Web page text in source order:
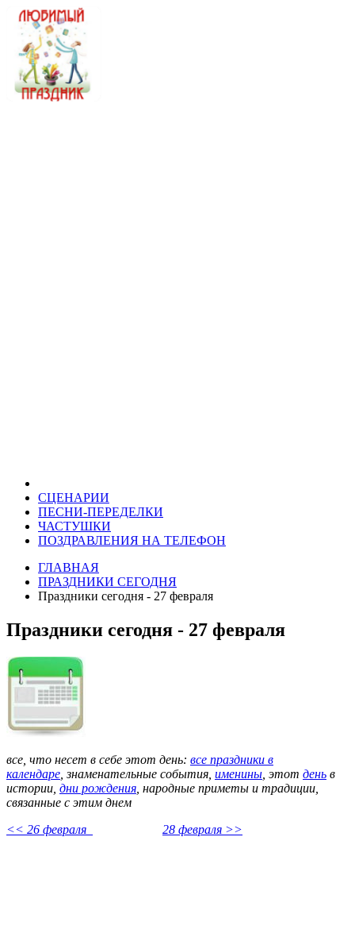
СЦЕНАРИИ
ПЕСНИ-ПЕРЕДЕЛКИ
ЧАСТУШКИ
ПОЗДРАВЛЕНИЯ НА ТЕЛЕФОН
ГЛАВНАЯ
ПРАЗДНИКИ СЕГОДНЯ
Праздники сегодня - 27 февраля
Праздники сегодня - 27 февраля
все, что несет в себе этот день: все праздники в
календаре ,знаменательные события, именины , этот день в
истории, дни рождения , народные приметы и традиции,
связанные с этим днем
<< 26 февраля
28 февраля >>